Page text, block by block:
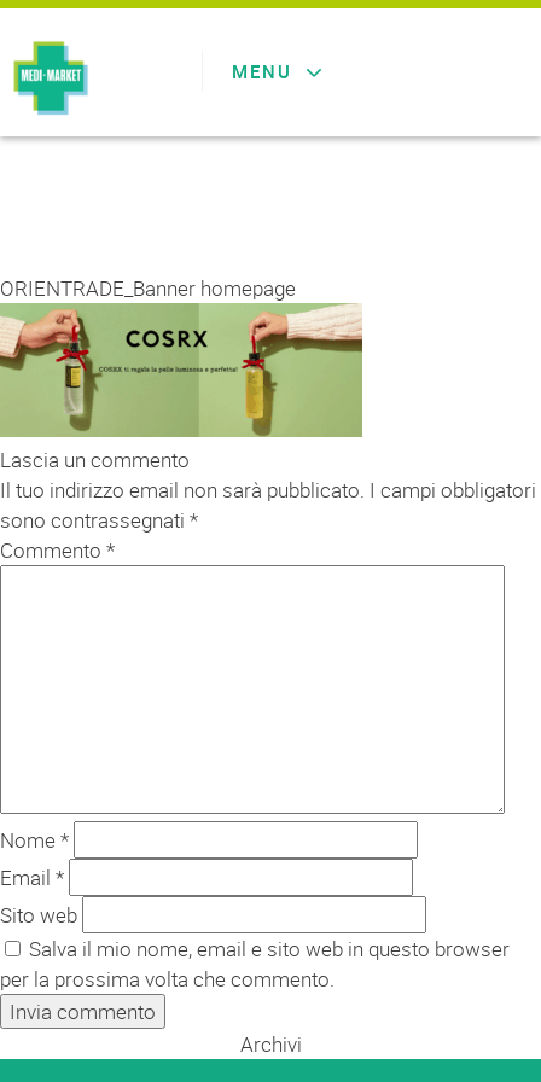
MENU
ORIENTRADE_Banner homepage
Lascia un commento
Il tuo indirizzo email non sarà pubblicato. I campi obbligatori
sono contrassegnati *
Commento *
Nome*
Email *
Sito web
Salva il mio nome, email e sito web in questo browser
per la prossima volta che commento.
Archivi